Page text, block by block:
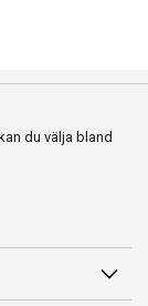
du välja bland